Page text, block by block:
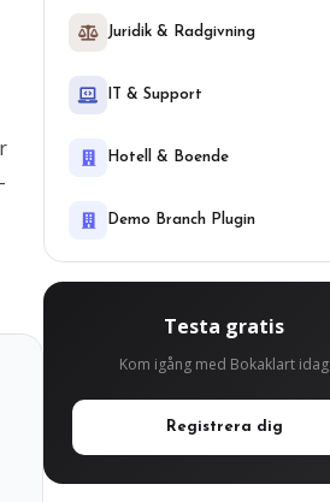
Juridik & Radgivning
IT & Support
Hotell & Boende
Demo Branch Plugin
Testa gratis
Kom igång med Bokaklart idag
Registrera dig